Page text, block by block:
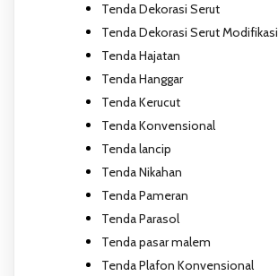
Tenda Dekorasi Serut
Tenda Dekorasi Serut Modifikasi
Tenda Hajatan
Tenda Hanggar
Tenda Kerucut
Tenda Konvensional
Tenda lancip
Tenda Nikahan
Tenda Pameran
Tenda Parasol
Tenda pasar malem
Tenda Plafon Konvensional